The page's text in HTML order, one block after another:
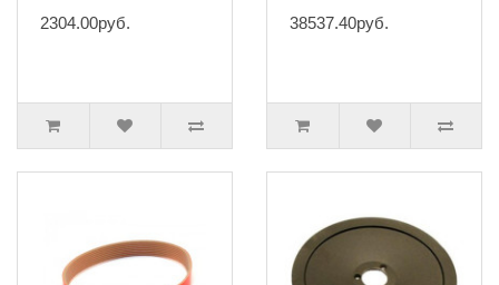
2304.00руб.
38537.40руб.